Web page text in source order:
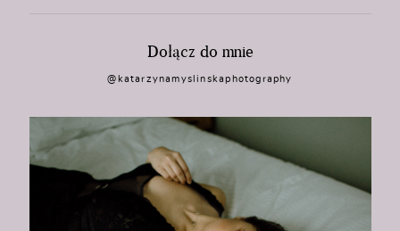
Dołącz do mnie
@katarzynamyslinskaphotography